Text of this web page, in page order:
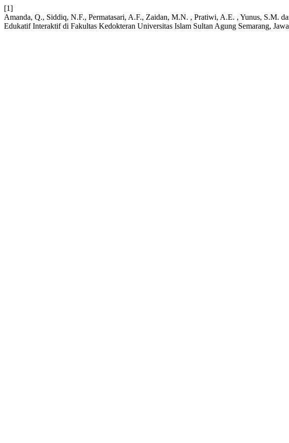
[1]
Amanda, Q., Siddiq, N.F., Permatasari, A.F., Zaidan, M.N. , Pratiwi, A.E. , Yunus, S.M.
Edukatif Interaktif di Fakultas Kedokteran Universitas Islam Sultan Agung Semarang,